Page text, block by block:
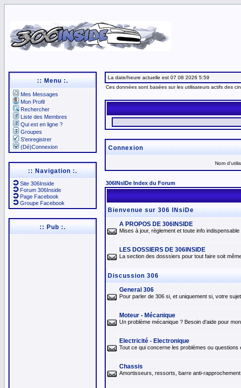
:: Menu :.
Mes Messages
Mon Profil
Rechercher
Liste des Membres
Qui est en ligne ?
Groupes
S'enregistrer
(Dé)Connexion
:: Navigation :.
Site 306Inside
Forum 306Inside
Page Facebook
Groupe Facebook
:: Pub :.
La date/heure actuelle est 07 08 2026 5:59
Ces données sont basées sur les utilisateurs actifs des
Connexion
Nom
306INsIDe Index du Forum
Bienvenue sur 306 INsiDe
A PROPOS DE 306INSIDE
Mises à jour, règlement et toute info
LES DOSSIERS DE 306INSIDE
La section des dosssiers pour tout faire soit
Discussion 306
General 306
Pour parler de 306 si, et uniquement si, votre
Moteur - Mécanique
Un problème mécanique ? Besoin d'aide pour
Electricité - Electronique
Tout ce qui concerne les problèmes ou questions
Chassis
Amortisseurs, ressorts, barre anti-